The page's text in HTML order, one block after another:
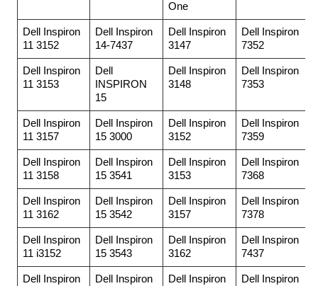
One
Dell Inspiron
11 3152
Dell Inspiron
14-7437
Dell Inspiron
3147
Dell Inspiron
7352
Dell Inspiron
11 3153
Dell
INSPIRON
15
Dell Inspiron
3148
Dell Inspiron
7353
Dell Inspiron
11 3157
Dell Inspiron
15 3000
Dell Inspiron
3152
Dell Inspiron
7359
Dell Inspiron
11 3158
Dell Inspiron
15 3541
Dell Inspiron
3153
Dell Inspiron
7368
Dell Inspiron
11 3162
Dell Inspiron
15 3542
Dell Inspiron
3157
Dell Inspiron
7378
Dell Inspiron
11 i3152
Dell Inspiron
15 3543
Dell Inspiron
3162
Dell Inspiron
7437
Dell Inspiron
Dell Inspiron
Dell Inspiron
Dell Inspiron